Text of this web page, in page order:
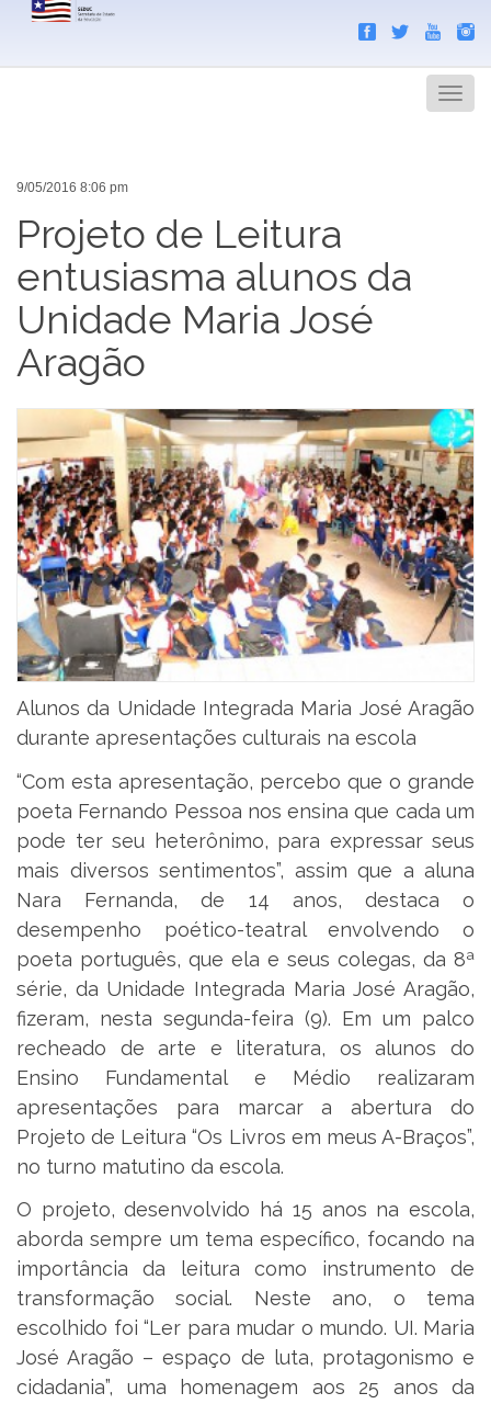
Menu
9/05/2016 8:06 pm
Projeto de Leitura
entusiasma alunos da
Unidade Maria José
Aragão
Alunos da Unidade Integrada Maria José Aragão
durante apresentações culturais na escola
“Com esta apresentação, percebo que o grande
poeta Fernando Pessoa nos ensina que cada um
pode ter seu heterônimo, para expressar seus
mais diversos sentimentos”, assim que a aluna
Nara Fernanda, de 14 anos, destaca o
desempenho poético-teatral envolvendo o
poeta português, que ela e seus colegas, da 8ª
série, da Unidade Integrada Maria José Aragão,
fizeram, nesta segunda-feira (9). Em um palco
recheado de arte e literatura, os alunos do
Ensino Fundamental e Médio realizaram
apresentações para marcar a abertura do
Projeto de Leitura “Os Livros em meus A-Braços”,
no turno matutino da escola.
O projeto, desenvolvido há 15 anos na escola,
aborda sempre um tema específico, focando na
importância da leitura como instrumento de
transformação social. Neste ano, o tema
escolhido foi “Ler para mudar o mundo. UI. Maria
José Aragão – espaço de luta, protagonismo e
cidadania”, uma homenagem aos 25 anos da